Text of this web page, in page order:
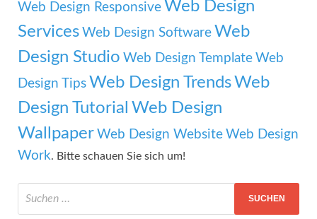
Web Design Responsive Web Design
Services Web Design Software Web
Design Studio Web Design Template Web
Design Tips Web Design TrendsWeb
Design Tutorial Web Design
Wallpaper Web Design Website Web Design
Work. Bitte schauen Sie sich um!